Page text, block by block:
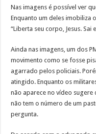
Nas imagens é possível ver
Enquanto um deles imobiliza
“Liberta seu corpo, Jesus. Sai
Ainda nas imagens, um dos
movimento como se fosse
agarrado pelos policiais.
atingido. Enquanto os
não aparece no vídeo sugere
não tem o número de um
pergunta.